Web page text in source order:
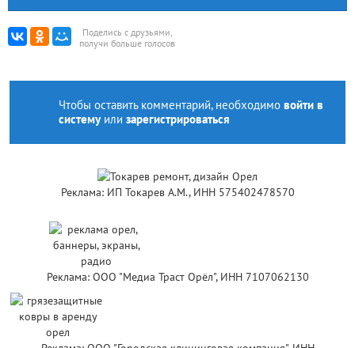
Поделись с друзьями,
получи больше голосов
Чтобы оставить комментарий, необходимо войти в
системуили зарегистрироваться
Реклама: ИП Токарев А.М., ИНН 575402478570
Реклама: ООО "Медиа Траст Орёл", ИНН 7107062130